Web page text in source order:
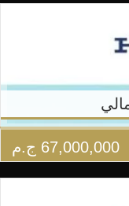
67,000,000 ج.م